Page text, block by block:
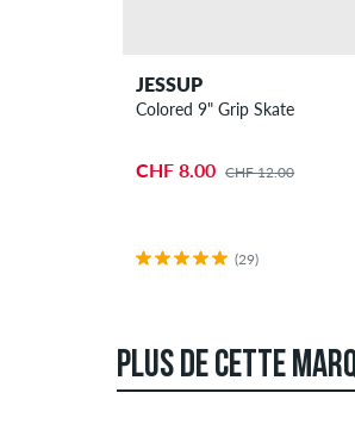
JESSUP
Colored 9" Grip Skate
CHF 8.00 CHF 12.00
(29)
PLUS DE CETTE